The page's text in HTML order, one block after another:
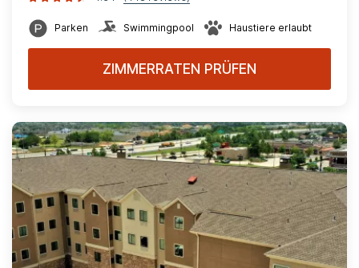
Parken Swimmingpool Haustiere erlaubt
ZIMMERRATEN PRÜFEN